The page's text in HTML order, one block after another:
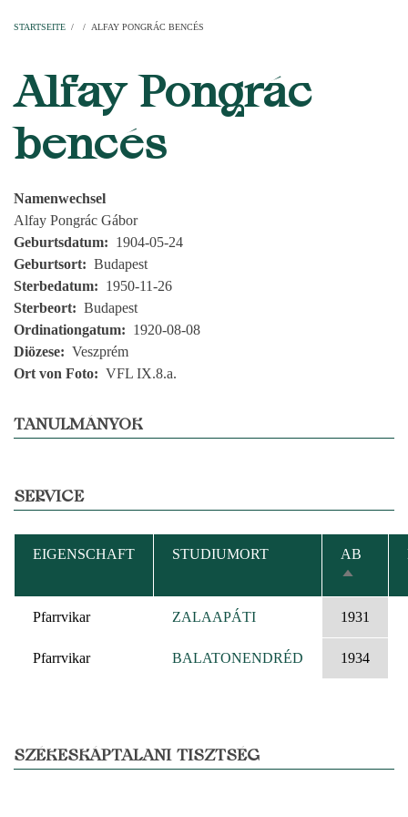
STARTSEITE / / ALFAY PONGRÁC BENCÉS
Alfay Pongrác
bencés
Namenwechsel
Alfay Pongrác Gábor
Geburtsdatum
1904-05-24
Geburtsort
Budapest
Sterbedatum
1950-11-26
Sterbeort
Budapest
Ordinationgatum
1920-08-08
Diözese
Veszprém
Ort von Foto
VFL IX.8.a.
TANULMÁNYOK
SERVICE
EIGENSCHAFT STUDIUMORT
AB
Pfarrvikar ZALAAPÁTI 1931
Pfarrvikar BALATONENDRÉD 1934
SZÉKESKÁPTALANI TISZTSÉG